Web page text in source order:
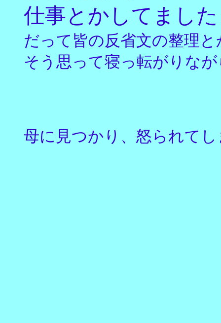
仕事とかしてまし
だって皆の反省文の整理
そう思って寝っ転がりな
母に見つかり、怒られて